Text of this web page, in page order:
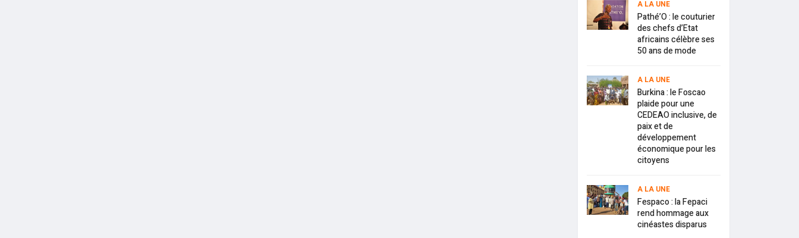
A LA UNE
Pathé’O : le couturier
des chefs d’Etat
africains célèbre ses
50 ans de mode
A LA UNE
Burkina : le Foscao
plaide pour une
CEDEAO inclusive, de
paix et de
développement
économique pour les
citoyens
A LA UNE
Fespaco : la Fepaci
rend hommage aux
cinéastes disparus